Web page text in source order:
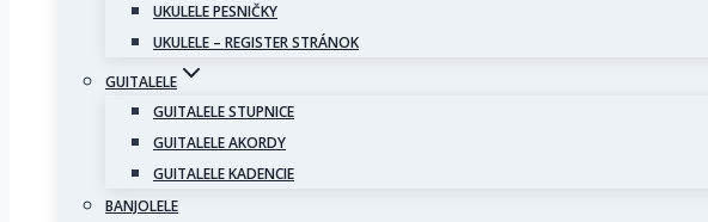
UKULELE PESNIČKY
UKULELE – REGISTER STRÁNOK
GUITALELE
GUITALELE STUPNICE
GUITALELE AKORDY
GUITALELE KADENCIE
BANJOLELE